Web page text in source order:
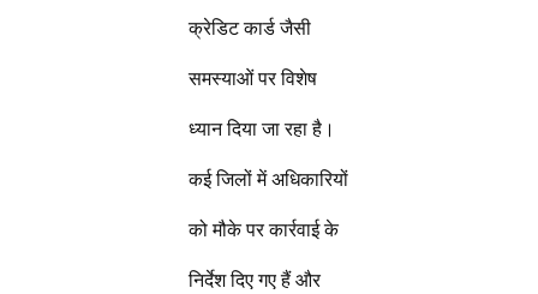
क्रेडिट कार्ड जैसी
समस्याओं पर विशेष
ध्यान दिया जा रहा है।
कई जिलों में अधिकारियों
को मौके पर कार्रवाई के
निर्देश दिए गए हैं और